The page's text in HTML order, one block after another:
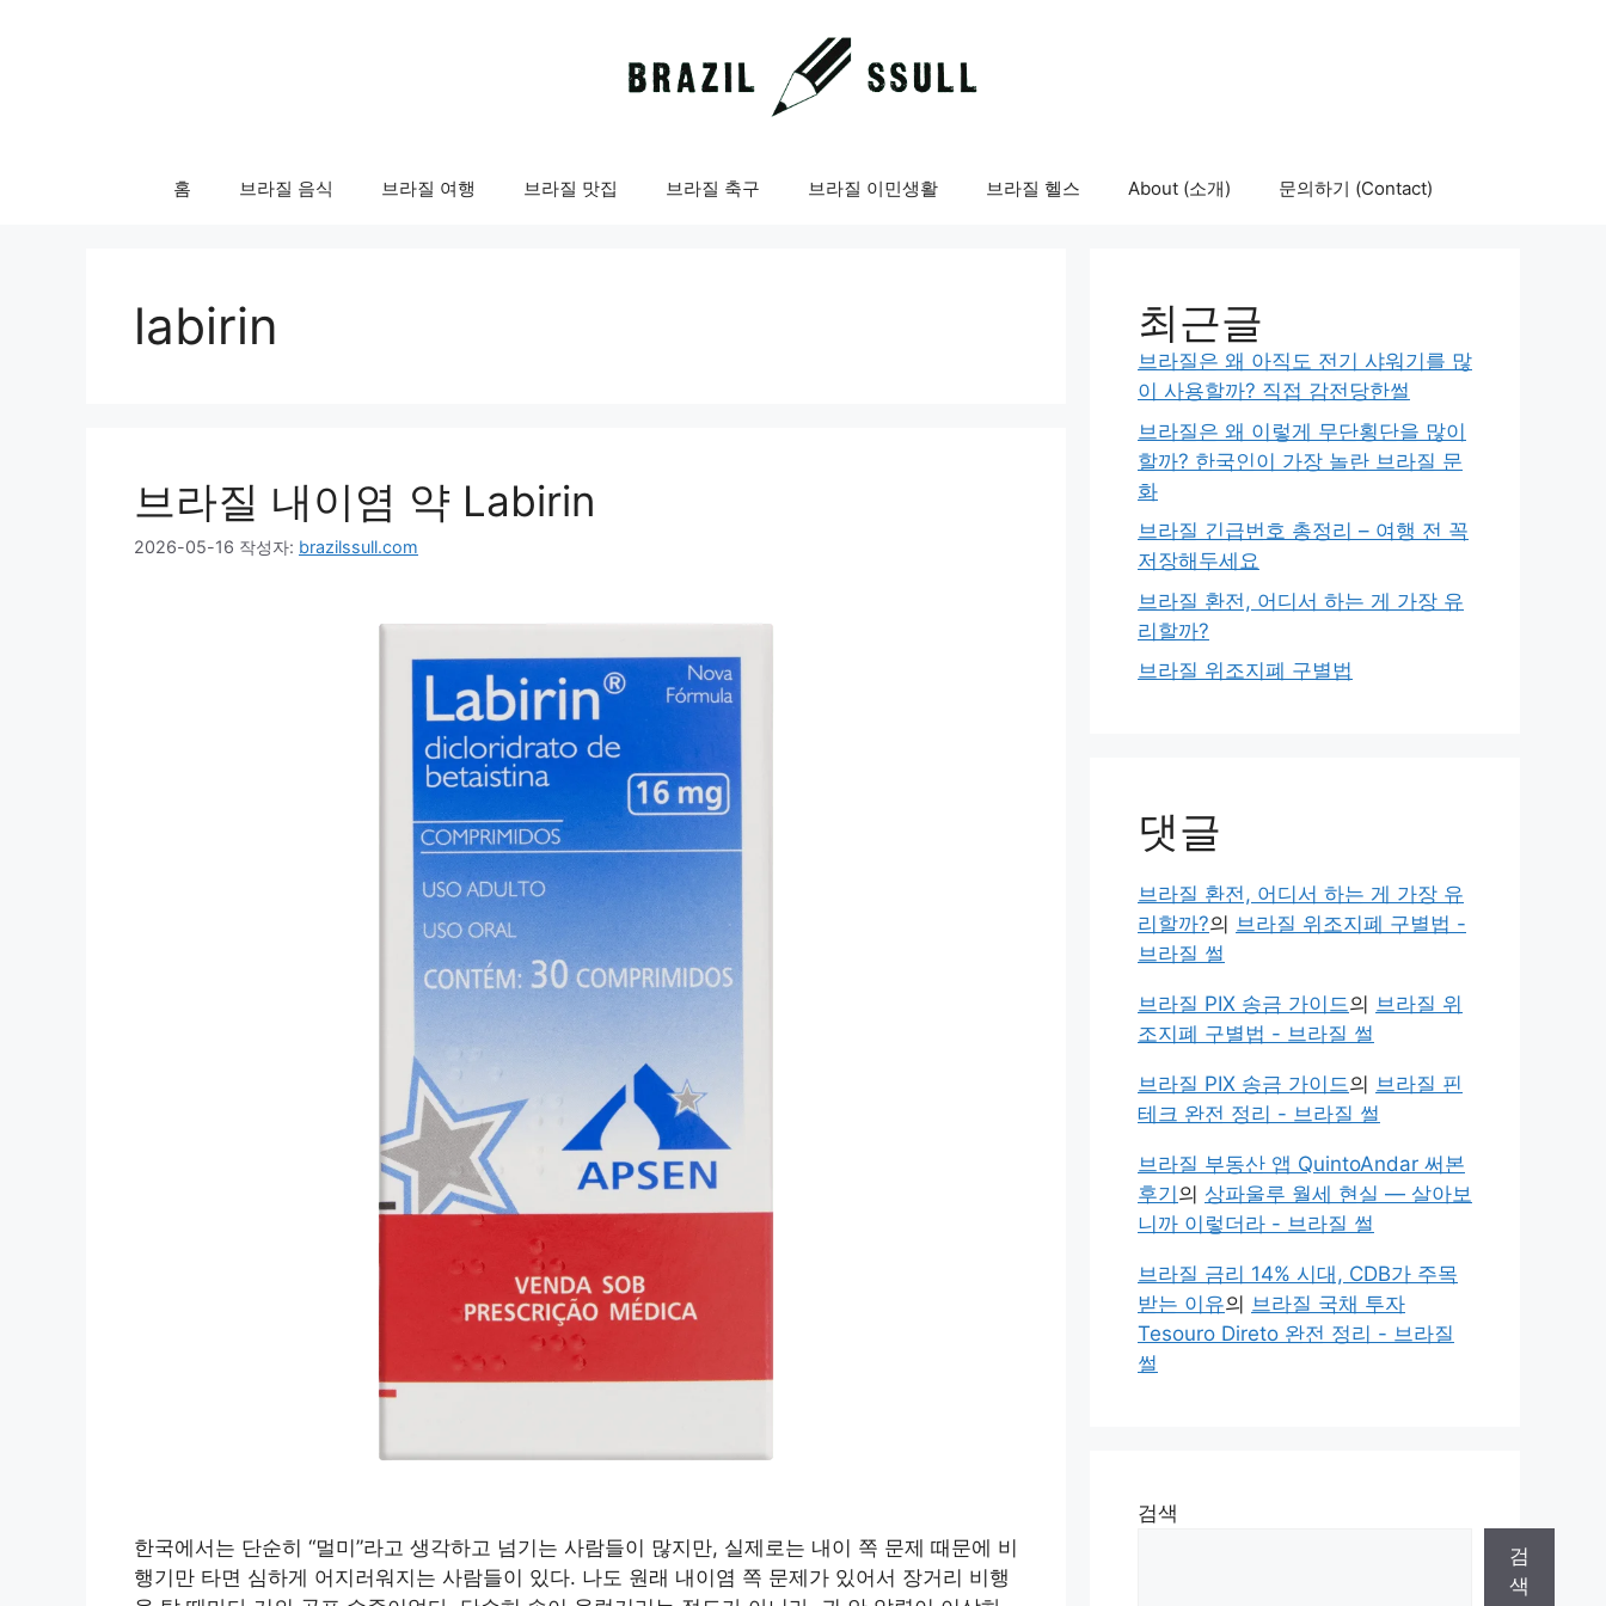
홈 브라질 음식 브라질 여행 브라질 맛집 브라질 축구 브라질 이민생활 브라질 헬스 About (소개) 문의하기 (Contact)
labirin
브라질 내이염 약 Labirin
2026-05-16 작성자: brazilssull.com
한국에서는 단순히 “멀미”라고 생각하고 넘기는 사람들이 많지만, 실제로는 내이 쪽 문제 때문에 비
행기만 타면 심하게 어지러워지는 사람들이 있다. 나도 원래 내이염 쪽 문제가 있어서 장거리 비행
최근글
브라질은 왜 아직도 전기 샤워기를 많
이 사용할까? 직접 감전당한썰
브라질은 왜 이렇게 무단횡단을 많이
할까? 한국인이 가장 놀란 브라질 문
화
브라질 긴급번호 총정리 – 여행 전 꼭
저장해두세요
브라질 환전, 어디서 하는 게 가장 유
리할까?
브라질 위조지폐 구별법
댓글
브라질 환전, 어디서 하는 게 가장 유
리할까?의 브라질 위조지폐 구별법 -
브라질 썰
브라질 PIX 송금 가이드의 브라질 위
조지폐 구별법 - 브라질 썰
브라질 PIX 송금 가이드의 브라질 핀
테크 완전 정리 - 브라질 썰
브라질 부동산 앱 QuintoAndar 써본
후기 의 상파울루 월세 현실 — 살아보
니까 이렇더라 - 브라질 썰
브라질 금리 14% 시대, CDB가 주목
받는 이유의 브라질 국채 투자
Tesouro Direto 완전 정리 - 브라질
썰
검색
검
색